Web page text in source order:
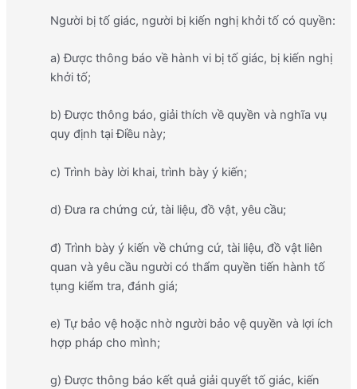
Người bị tố giác, người bị kiến nghị khởi tố có quyền:
a) Được thông báo về hành vi bị tố giác, bị kiến nghị
khởi tố;
b) Được thông báo, giải thích về quyền và nghĩa vụ
quy định tại Điều này;
c) Trình bày lời khai, trình bày ý kiến;
d) Đưa ra chứng cứ, tài liệu, đồ vật, yêu cầu;
đ) Trình bày ý kiến về chứng cứ, tài liệu, đồ vật liên
quan và yêu cầu người có thẩm quyền tiến hành tố
tụng kiểm tra, đánh giá;
e) Tự bảo vệ hoặc nhờ người bảo vệ quyền và lợi ích
hợp pháp cho mình;
g) Được thông báo kết quả giải quyết tố giác, kiến